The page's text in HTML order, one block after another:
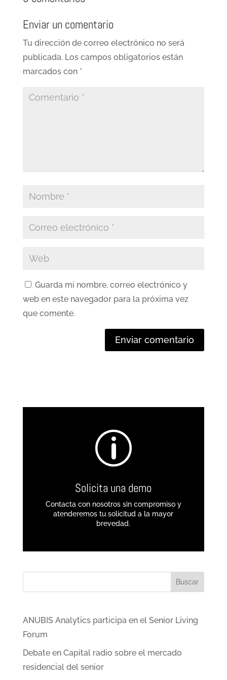
Enviar un comentario
Tu dirección de correo electrónico no será
publicada. Los campos obligatorios están
marcados con *
Guarda mi nombre, correo electrónico y
web en este navegador para la próxima vez
que comente.
Enviar comentario
p
Solicita una demo
Contacta con nosotros sin compromiso y
atenderemos tu solicitud a la mayor
brevedad.
Buscar
ANUBIS Analytics participa en el Senior Living
Forum
Debate en Capital radio sobre el mercado
residencial del senior